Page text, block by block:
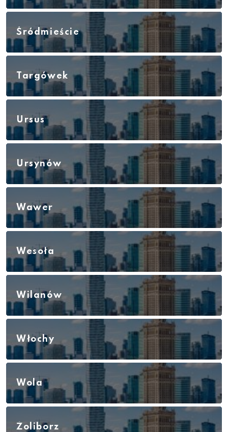
Śródmieście
Targówek
Ursus
Ursynów
Wawer
Wesoła
Wilanów
Włochy
Wola
Żoliborz